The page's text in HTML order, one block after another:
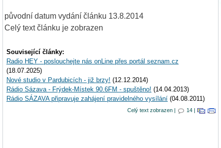
původní datum vydání článku 13.8.2014
Celý text článku je zobrazen
Související články:
Radio HEY - poslouchejte nás onLine přes portál seznam.cz
(18.07.2025)
Nové studio v Pardubicích - již brzy! (12.12.2014)
Rádio Sázava - Frýdek-Místek 90.6FM - spuštěno! (14.04.2013)
Rádio SÁZAVA připravuje zahájení pravidelného vysílání (04.08.2011)
Celý text zobrazen | 14 |